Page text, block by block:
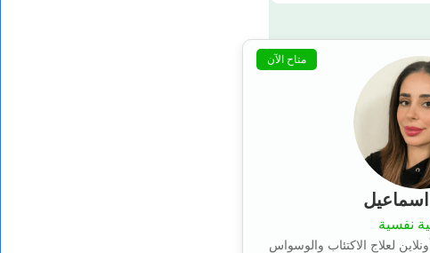
متاح الآن
اسماعيل
نفسية
لعلاج الاكتئاب والوسواس